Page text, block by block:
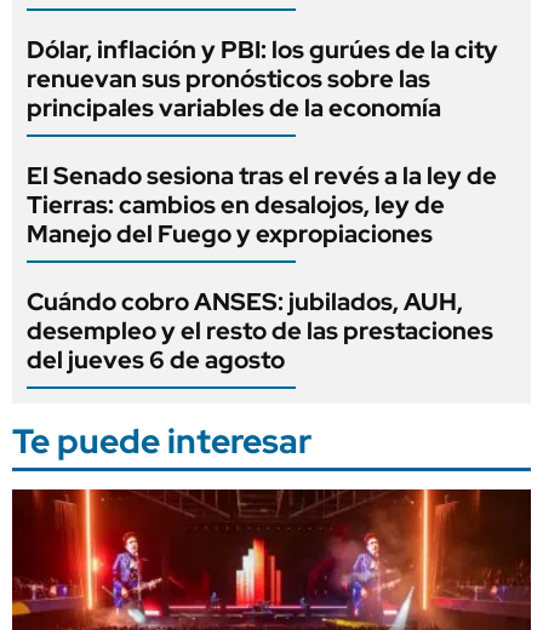
Dólar, inflación y PBI: los gurúes de la city
renuevan sus pronósticos sobre las
principales variables de la economía
El Senado sesiona tras el revés a la ley de
Tierras: cambios en desalojos, ley de
Manejo del Fuego y expropiaciones
Cuándo cobro ANSES: jubilados, AUH,
desempleo y el resto de las prestaciones
del jueves 6 de agosto
Te puede interesar